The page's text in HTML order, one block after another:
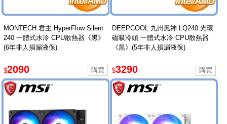
MONTECH 君主 HyperFlow Silent
240 一體式水冷 CPU散熱器《黑》
(6年非人損漏液保)
$2090
DEEPCOOL 九州風神 LQ240 光環
磁吸冷頭 一體式水冷 CPU散熱器
《黑》(5年非人損漏液保)
$3290